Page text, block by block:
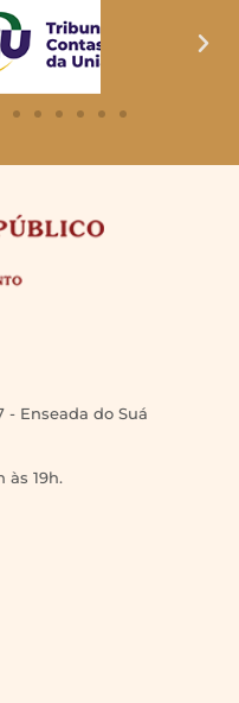
- Enseada do Suá
às 19h.